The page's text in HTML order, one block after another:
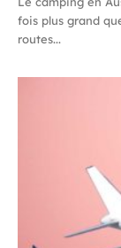
fois plus grand
routes...